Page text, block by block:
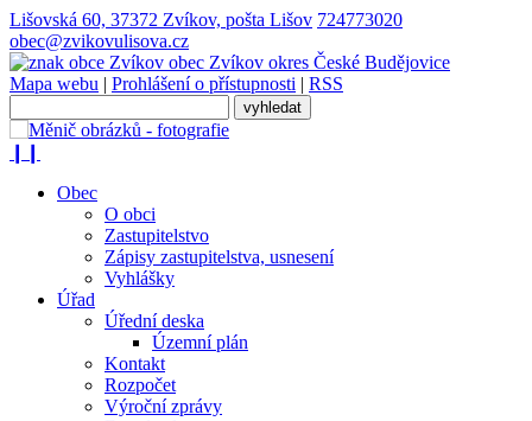
Lišovská 60, 37372 Zvíkov, pošta Lišov 724773020
obec@zvikovulisova.cz
obec Zvíkov okres České Budějovice
Mapa webu | Prohlášení o přístupnosti | RSS
Obec
O obci
Zastupitelstvo
Zápisy zastupitelstva, usnesení
Vyhlášky
Úřad
Úřední deska
Územní plán
Kontakt
Rozpočet
Výroční zprávy